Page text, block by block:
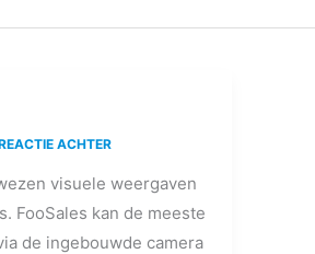
ACHTER
visuele weergaven
FooSales kan de meeste
de ingebouwde camera